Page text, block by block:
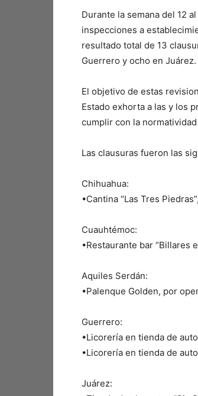
Durante la semana del 12
inspecciones a
resultado total de 13
Guerrero y ocho en Juárez.
El objetivo de estas
Estado exhorta a las y los
cumplir con la
Las clausuras fueron las
Chihuahua:
•Cantina “Las Tres
Cuauhtémoc:
•Restaurante bar “Billares
Aquiles Serdán:
•Palenque Golden, por
Guerrero:
•Licorería en tienda de
•Licorería en tienda de
Juárez: